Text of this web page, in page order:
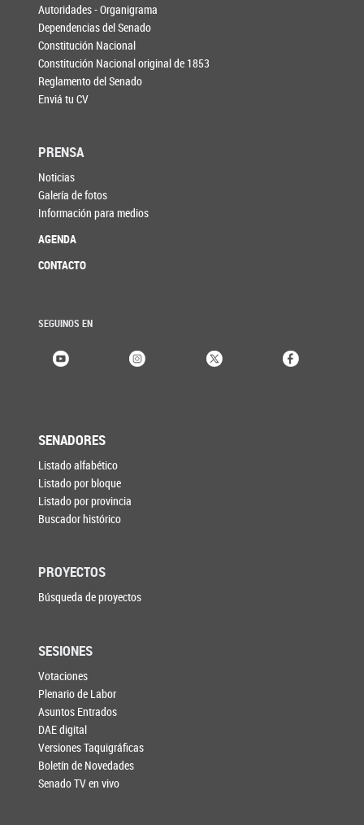
Autoridades - Organigrama
Dependencias del Senado
Constitución Nacional
Constitución Nacional original de 1853
Reglamento del Senado
Enviá tu CV
PRENSA
Noticias
Galería de fotos
Información para medios
AGENDA
CONTACTO
SEGUINOS EN
SENADORES
Listado alfabético
Listado por bloque
Listado por provincia
Buscador histórico
PROYECTOS
Búsqueda de proyectos
SESIONES
Votaciones
Plenario de Labor
Asuntos Entrados
DAE digital
Versiones Taquigráficas
Boletín de Novedades
Senado TV en vivo